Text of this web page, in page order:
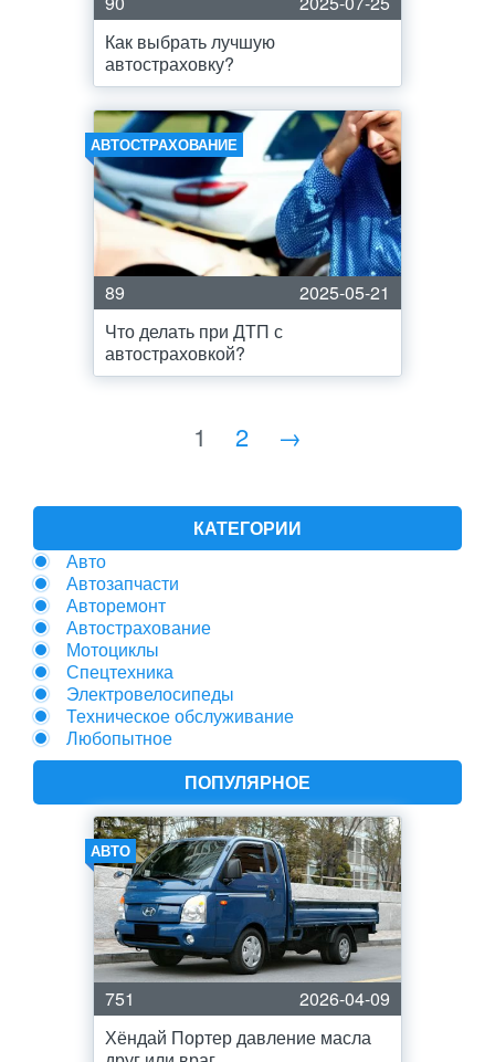
Как выбрать лучшую
автостраховку?
АВТОСТРАХОВАНИЕ
89
2025-05-21
Что делать при ДТП с
автостраховкой?
1 2 →
КАТЕГОРИИ
Авто
Автозапчасти
Авторемонт
Автострахование
Мотоциклы
Спецтехника
Электровелосипеды
Техническое обслуживание
Любопытное
ПОПУЛЯРНОЕ
АВТО
751
2026-04-09
Хёндай Портер давление масла